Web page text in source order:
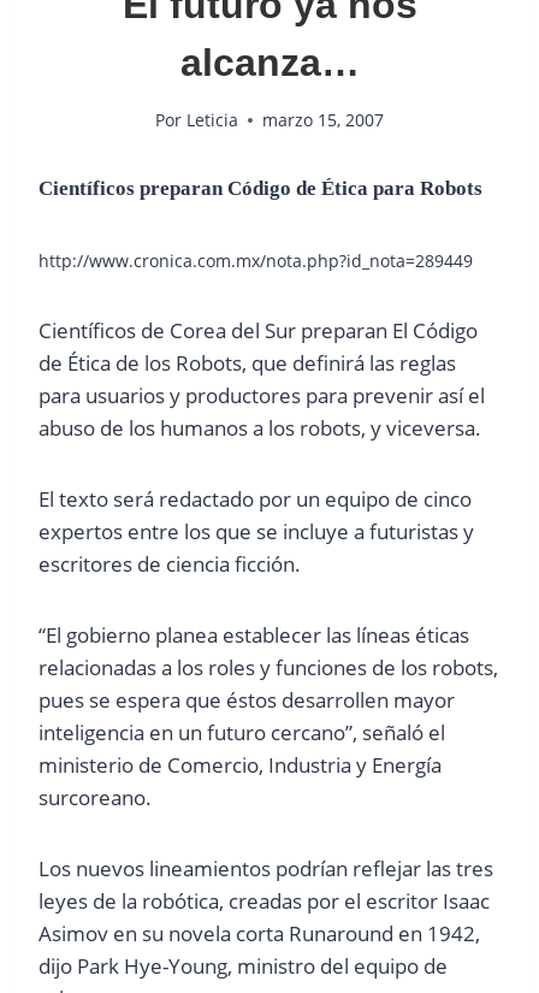
alcanza…
Por Leticia marzo 15, 2007
Científicos preparan Código de Ética para Robots
http://www.cronica.com.mx/nota.php?id_nota=289449
Científicos de Corea del Sur preparan El Código
de Ética de los Robots, que definirá las reglas
para usuarios y productores para prevenir así el
abuso de los humanos a los robots, y viceversa.
El texto será redactado por un equipo de cinco
expertos entre los que se incluye a futuristas y
escritores de ciencia ficción.
“El gobierno planea establecer las líneas éticas
relacionadas a los roles y funciones de los robots,
pues se espera que éstos desarrollen mayor
inteligencia en un futuro cercano”, señaló el
ministerio de Comercio, Industria y Energía
surcoreano.
Los nuevos lineamientos podrían reflejar las tres
leyes de la robótica, creadas por el escritor Isaac
Asimov en su novela corta Runaround en 1942,
dijo Park Hye-Young, ministro del equipo de